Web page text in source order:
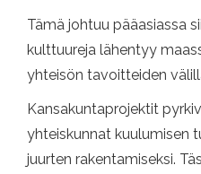
Tämä johtuu pääasiassa
kulttuureja lähentyy
yhteisön tavoitteiden
Kansakuntaprojektit
yhteiskunnat kuulumisen
juurten rakentamiseksi.